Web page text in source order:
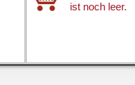
ist noch leer.